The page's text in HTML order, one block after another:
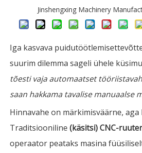
Jinshengxing Machinery
Iga kasvava
suurim dilemma sageli ühele
tõesti vaja automaatset
saan hakkama tavalise manuaalse
Hinnavahe on märkimisväärne, aga
Traditsiooniline (käsitsi) CNC-
operaator peataks masina